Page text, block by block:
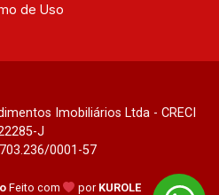
de Uso
Imobiliários Ltda - CRECI
J
0001-57
Feito com por KUROLE